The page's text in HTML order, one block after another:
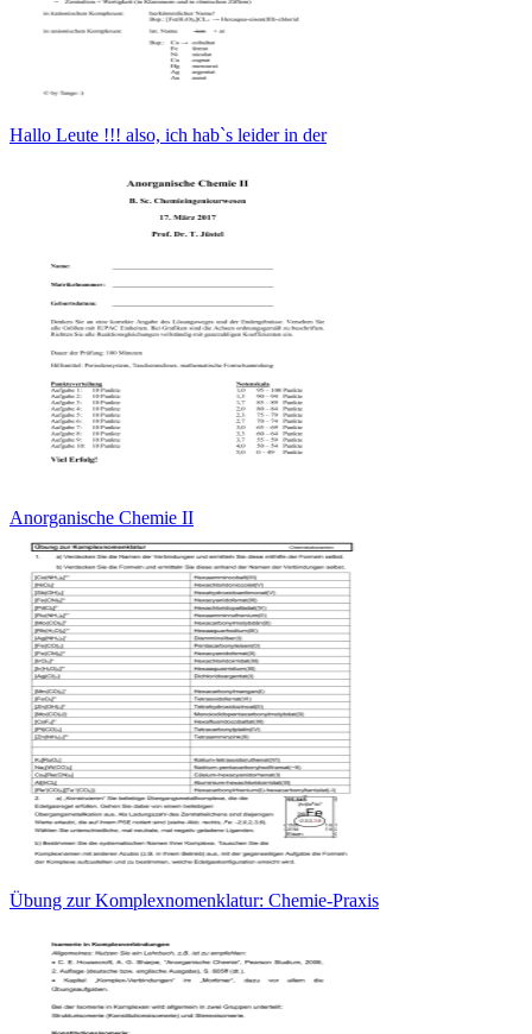
Hallo Leute !!! also, ich hab`s leider in der
Anorganische Chemie II
Übung zur Komplexnomenklatur: Chemie-Praxis